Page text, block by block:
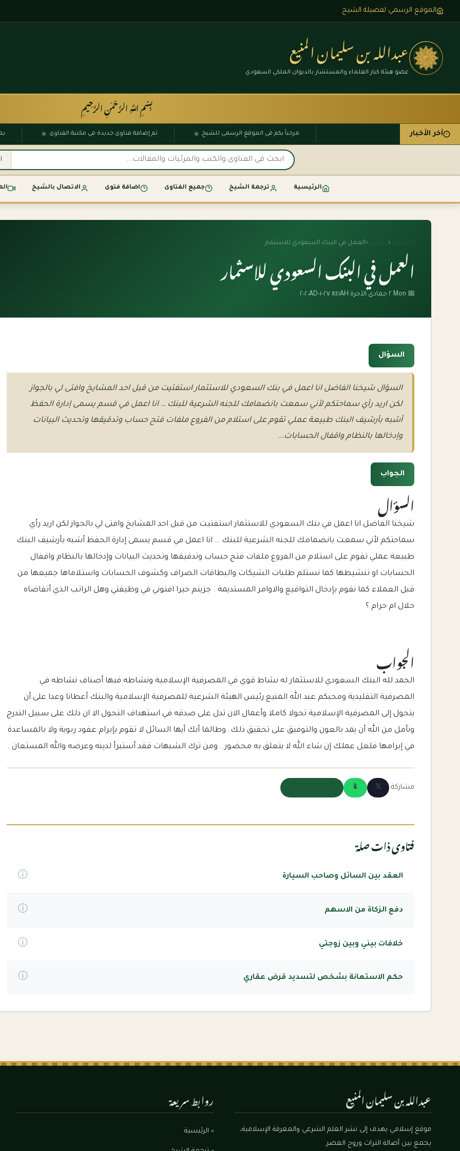
الموقع الرسمي لفضيلة الشيخ
عبدالله بن سليمان المنيع
عضو هيئة كبار العلماء والمستشار بالديوان الملكي السعودي
بِسْمِ اللَّهِ الرَّحْمَنِ الرَّحِيمِ
آخر الأخبار مرحباً بكم في الموقع الرسمي للشيخ تم إضافة فتاوى جديدة في مكتبة الفتاوى
الرئيسية ترجمة الشيخ جميع الفتاوى اضافة فتوى الاتصال بالشيخ
‹
‹العمل في البنك السعودي للاسثمار
العمل في البنك السعودي للاسثمار
📅 Mon ٢ جمادى الآخرة ١٤٤١AH ٢٧-١-٢٠٢٠AD
السؤال
السؤال شيخنا الفاضل انا اعمل في بنك السعودي للاستثمار استفتيت من قبل احد المشايخ وافتى لي بالجواز
لكن اريد رأي سماحتكم لأني سمعت بانضمامك للجنه الشرعية للبنك … انا اعمل في قسم يسمى إدارة الحفظ
أشبه بأرشيف البنك طبيعة عملي تقوم على استلام من الفروع ملفات فتح حساب وتدقيقها وتحديث البيانات
وإدخالها بالنظام واقفال الحسابات...
الجواب
السؤال
شيخنا الفاضل انا اعمل في بنك السعودي للاستثمار استفتيت من قبل احد المشايخ وافتى لي بالجواز لكن اريد رأي
سماحتكم لأني سمعت بانضمامك للجنه الشرعية للبنك … انا اعمل في قسم يسمى إدارة الحفظ أشبه بأرشيف البنك
طبيعة عملي تقوم على استلام من الفروع ملفات فتح حساب وتدقيقها وتحديث البيانات وإدخالها بالنظام واقفال
الحسابات او تنشيطها كما نستلم طلبات الشيكات والبطاقات الصراف وكشوف الحسابات واستلاماها جميعها من
قبل العملاء كما نقوم بإدخال التواقيع والاوامر المستديمة . جزيتم خيرا افتوني في وظيفتي وهل الراتب الذي أتقاضاه
حلال ام حرام ؟
الجواب
الحمد لله البنك السعودي للاستثمار له نشاط قوي في المصرفية الإسلامية ونشاطه فيها أصناف نشاطه في
المصرفية التقليدية ومحبكم عبد الله المنيع رئيس الهيئة الشرعية للمصرفية الإسلامية والبنك أعطانا وعدا على أن
يتحول إلى المصرفية الإسلامية تحولا كاملا وأعمال الان تدل على صدقه في استهداف التحول الا ان ذلك على سبيل التدرج
ونأمل من الله أن يمد بالعون والتوفيق على تحقيق ذلك. وطالما أنك أيها السائل لا تقوم بإبرام عقود ربوية ولا بالمساعدة
في إبرامها فلعل عملك إن شاء الله لا يتعلق به محضور . ومن ترك الشبهات فقد أستبرأ لدينه وعرضه والله المستعان .
مشاركة: 𝕏
📱
فتاوى ذات صلة
العقد بين السائل وصاحب السيارة ⓘ
دفع الزكاة من الاسهم ⓘ
خلافات بيني وبين زوجتي ⓘ
حكم الاستعانة بشخص لتسديد قرض عقاري ⓘ
عبدالله بن سليمان المنيع
موقع إسلامي يهدف إلى نشر العلم الشرعي والمعرفة الإسلامية،
يجمع بين أصالة التراث وروح العصر.
روابط سريعة
الرئيسية